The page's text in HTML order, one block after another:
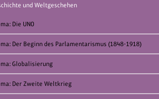
und Weltgeschehen
Die UNO
Der Beginn des Parlamentarismus (1848-1918)
Globalisierung
Der Zweite Weltkrieg